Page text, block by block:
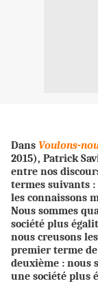
Dans Voulons-
2015), Patrick
entre nos
termes suivants :
les connaissons
Nous sommes
société plus
nous creusons
premier terme
deuxième : nous
une société plus